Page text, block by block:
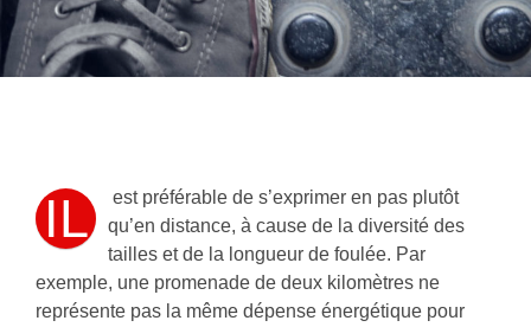
IL
est préférable de s’exprimer en pas plutôt
qu’en distance, à cause de la diversité des
tailles et de la longueur de foulée. Par
exemple, une promenade de deux kilomètres ne
représente pas la même dépense énergétique pour